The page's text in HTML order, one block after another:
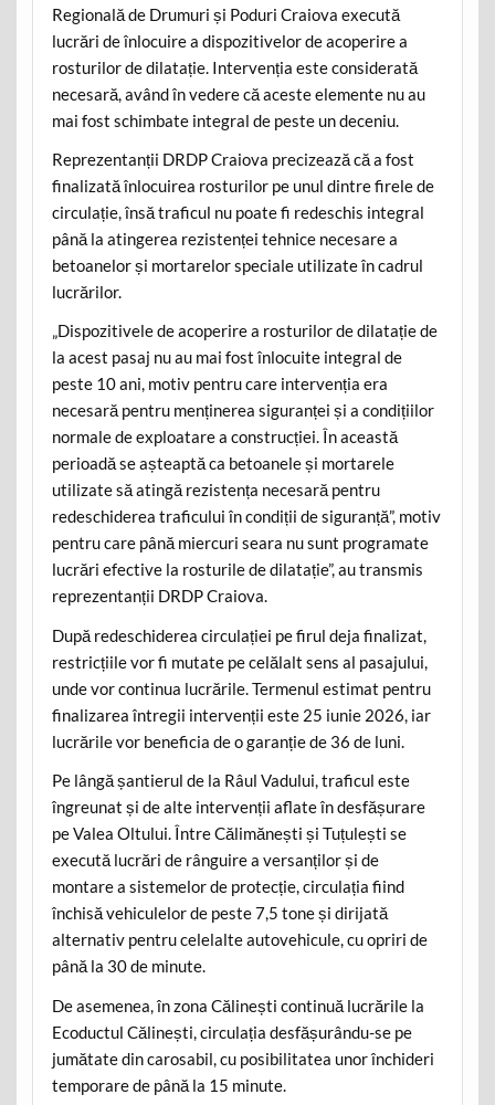
Regională de Drumuri și Poduri Craiova execută
lucrări de înlocuire a dispozitivelor de acoperire a
rosturilor de dilatație. Intervenția este considerată
necesară, având în vedere că aceste elemente nu au
mai fost schimbate integral de peste un deceniu.
Reprezentanții DRDP Craiova precizează că a fost
finalizată înlocuirea rosturilor pe unul dintre firele de
circulație, însă traficul nu poate fi redeschis integral
până la atingerea rezistenței tehnice necesare a
betoanelor și mortarelor speciale utilizate în cadrul
lucrărilor.
„Dispozitivele de acoperire a rosturilor de dilatație de
la acest pasaj nu au mai fost înlocuite integral de
peste 10 ani, motiv pentru care intervenția era
necesară pentru menținerea siguranței și a condițiilor
normale de exploatare a construcției. În această
perioadă se așteaptă ca betoanele și mortarele
utilizate să atingă rezistența necesară pentru
redeschiderea traficului în condiții de siguranță”, motiv
pentru care până miercuri seara nu sunt programate
lucrări efective la rosturile de dilatație”, au transmis
reprezentanții DRDP Craiova.
După redeschiderea circulației pe firul deja finalizat,
restricțiile vor fi mutate pe celălalt sens al pasajului,
unde vor continua lucrările. Termenul estimat pentru
finalizarea întregii intervenții este 25 iunie 2026, iar
lucrările vor beneficia de o garanție de 36 de luni.
Pe lângă șantierul de la Râul Vadului, traficul este
îngreunat și de alte intervenții aflate în desfășurare
pe Valea Oltului. Între Călimănești și Tuțulești se
execută lucrări de rânguire a versanților și de
montare a sistemelor de protecție, circulația fiind
închisă vehiculelor de peste 7,5 tone și dirijată
alternativ pentru celelalte autovehicule, cu opriri de
până la 30 de minute.
De asemenea, în zona Călinești continuă lucrările la
Ecoductul Călinești, circulația desfășurându-se pe
jumătate din carosabil, cu posibilitatea unor închideri
temporare de până la 15 minute.